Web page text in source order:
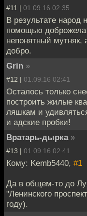
#11 | 01.09.16 02:35
В результате народ
помощью
непонятный мутняк,
добро.
Grin »
#12 | 01.09.16 02:41
Осталось только
построить жилые
ляшкам и
и адские пробки!
Вратарь-дырка »
#13 | 01.09.16 02:41
Кому: Kemb5440, #1
Да в общем-то до
"Ленинского
году).